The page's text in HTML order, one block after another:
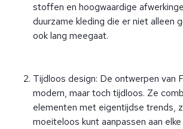
stoffen en hoogwaardige
duurzame kleding die er niet alleen
ook lang meegaat.
Tijdloos design: De ontwerpen van
modern, maar toch tijdloos. Ze
elementen met eigentijdse trends,
moeiteloos kunt aanpassen aan